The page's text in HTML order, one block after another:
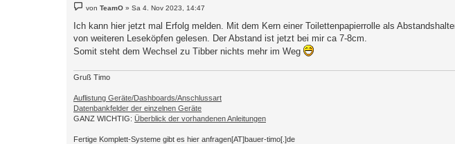
e
t
r
g
vonTeamO »Sa 4. Nov 2023, 14:47
Ich kann hier jetzt mal Erfolg melden. Mit dem Kern einer Toilettenpapierrolle als
von weiteren Leseköpfen gelesen. Der Abstand ist jetzt bei mir ca 7-8cm.
Somit steht dem Wechsel zu Tibber nichts mehr im Weg
Gruß Timo
Auflistung Geräte/Dashboards/Anschlussart
Datenbankfelder der einzelnen Geräte
GANZ WICHTIG: Überblick der vorhandenen Anleitungen
Fertige Komplett-Systeme gibt es hier anfragen[AT]bauer-timo[.]de